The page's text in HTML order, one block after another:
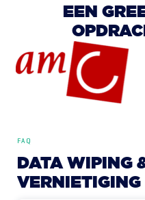
EEN
FAQ
DATA WIPING
VERNIETIGING